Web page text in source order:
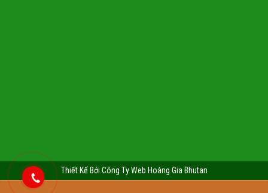
Thiết Kế Bởi Công Ty Web Hoàng Gia Bhutan